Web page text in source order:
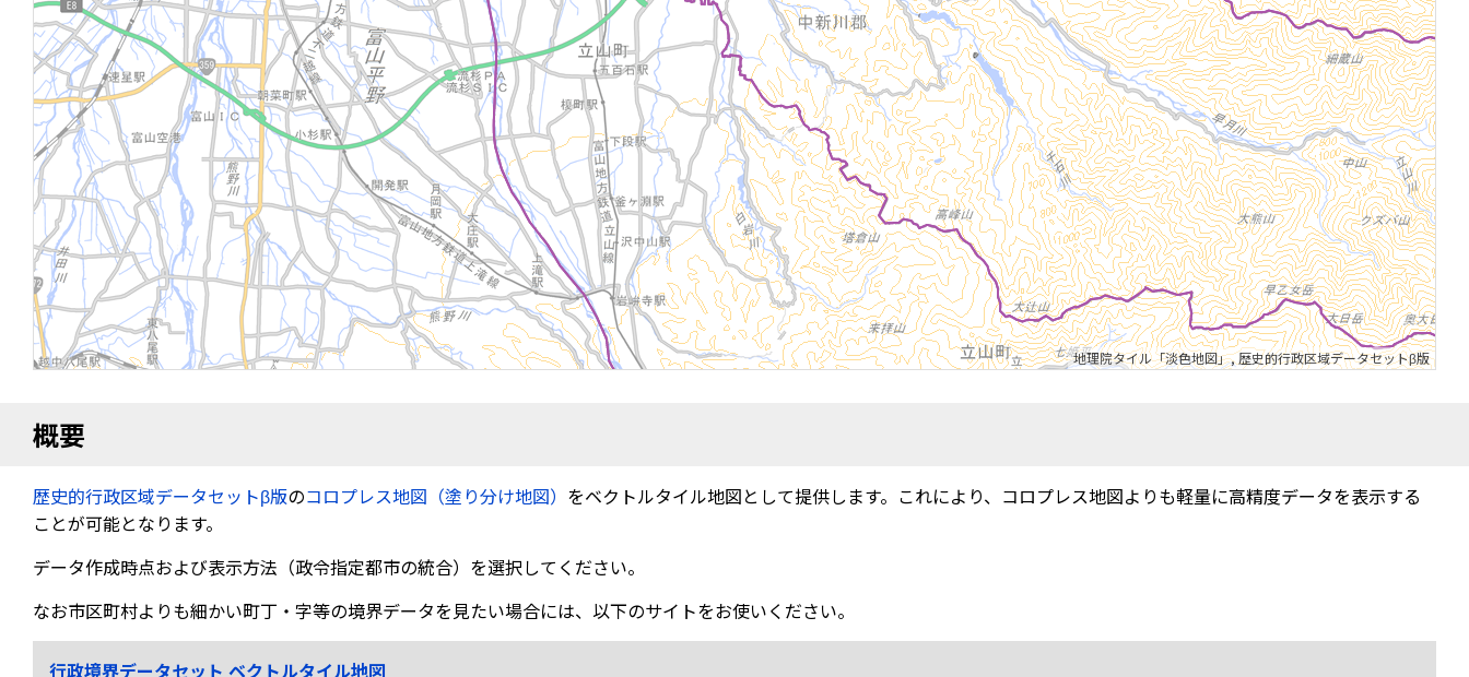
地理院タイル「淡色地図」,歴史的行政区域データセットβ版
概要
歴史的行政区域データセットβ版のコロプレス地図（塗り分け地図） をベクトルタイル地図として提供します。これにより、コロプレス地図よりも軽量に高精度データを表示する
ことが可能となります。
データ作成時点および表示方法（政令指定都市の統合）を選択してください。
なお市区町村よりも細かい町丁・字等の境界データを見たい場合には、以下のサイトをお使いください。
行政境界データセット ベクトルタイル地図